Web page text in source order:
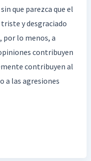
sin que parezca que el
triste y desgraciado
por lo menos, a
contribuyen
contribuyen al
a las agresiones